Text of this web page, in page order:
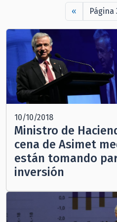
« Página
10/10/2018
Ministro de
cena de Asimet
están tomando
inversión